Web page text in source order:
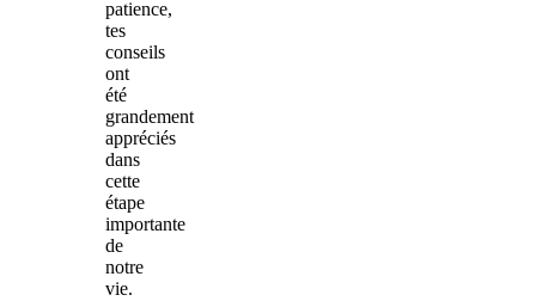
patience,
tes
conseils
ont
été
grandement
appréciés
dans
cette
étape
importante
de
notre
vie.